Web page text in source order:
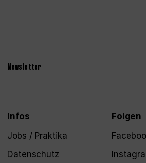
Newsletter
Infos
Jobs / Praktika
Datenschutz
Folgen